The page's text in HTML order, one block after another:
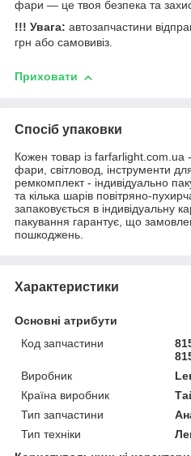
фари — це твоя безпека та
!!! Увага: автозапчастини
грн або самовивіз.
Приховати
Спосіб упаковки
Кожен товар із farfarlight.com.ua
фари, світловод, інструменти
ремкомплект - індивідуально
та кілька шарів повітряно-
запаковується в індивідуальну
пакування гарантує, що
пошкоджень.
Характеристики
Основні атрибути
Код запчастини
Виробник
Країна виробник
Тип запчастини
Тип техніки